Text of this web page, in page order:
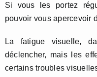
Si vous les portez
pouvoir vous apercevoir
La fatigue visuelle,
déclencher, mais les
certains troubles